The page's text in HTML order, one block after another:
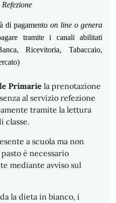
di pagamento on line o genera
tramite i canali abilitati
Ricevitoria, Tabaccaio,
Primarie la prenotazione
al servizio refezione
tramite la lettura
classe.
a scuola ma non
è necessario
mediante avviso sul
la dieta in bianco, i